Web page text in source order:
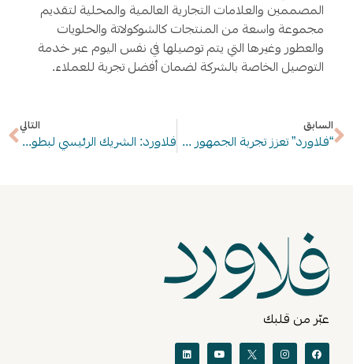
المصممين والعلامات التجارية العالمية والمحلية لتقديم
مجموعة واسعة من المنتجات كالشوكولاتة والحلويات
والعطور وغيرها التي يتم توصيلها في نفس اليوم عبر خدمة
التوصيل الخاصة بالشركة لضمان أفضل تجربة للعملاء.
السابق
“فلاورد” تعزز تجربة الجمهور كداعم رسمي لبطولة طيران الإمارات لسباعيات دبي للرجبي لعام 2024
التالي
فلاورد: الشريك الرئيسي لبطولة مبادلة أبو ظبي المفتوحة للتنس 2025
عبّر من قلبك